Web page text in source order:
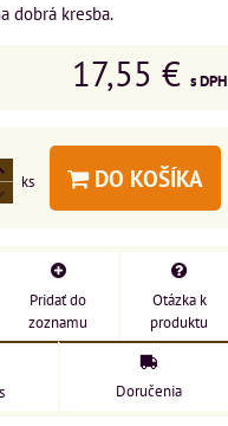
dobrá kresba.
17,55 € s DPH
ks DO KOŠÍKA
Pridať do
zoznamu
Otázka k
produktu
Doručenia